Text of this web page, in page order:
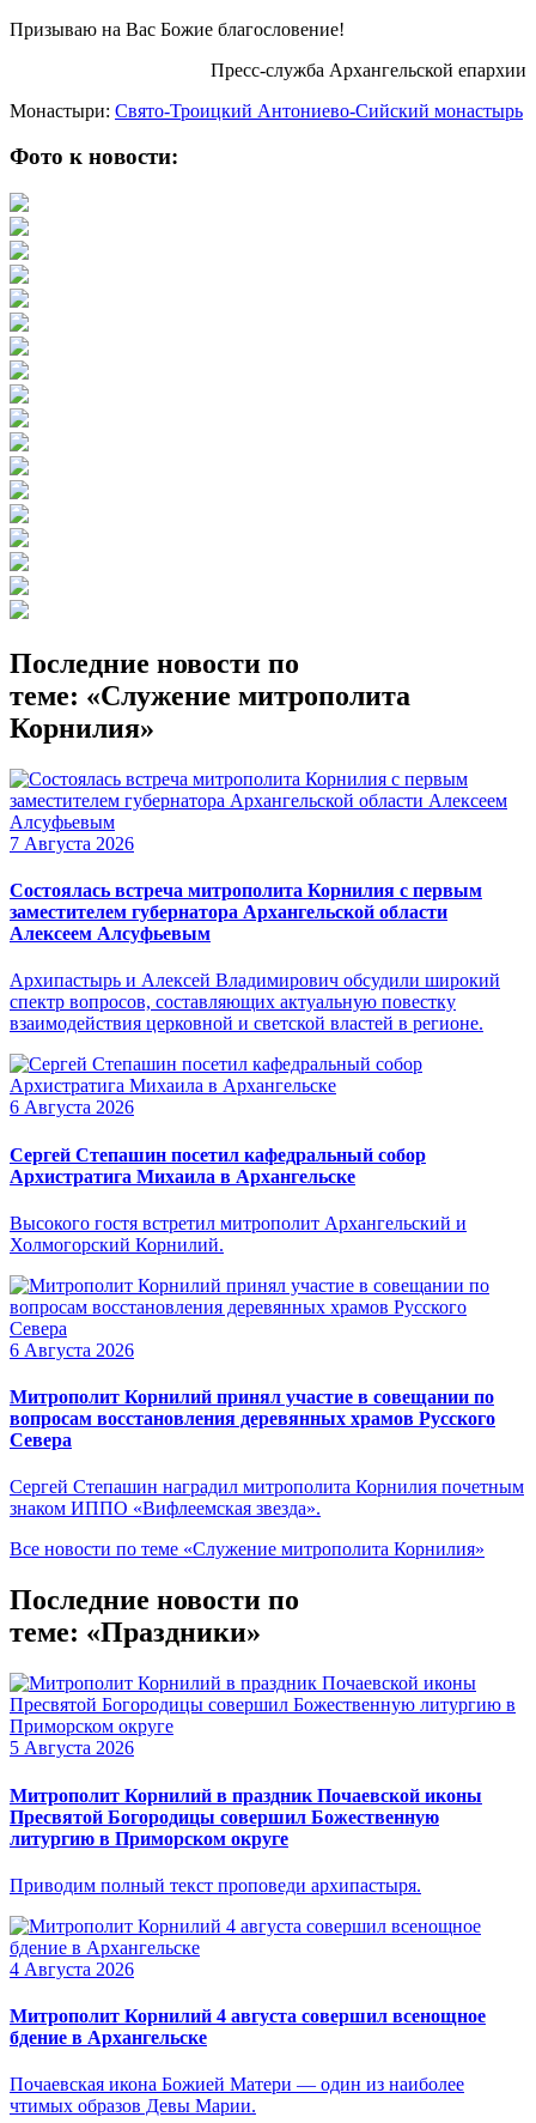
Призываю на Вас Божие благословение!
Пресс-служба Архангельской епархии
Монастыри: Свято-Троицкий Антониево-Сийский монастырь
Фото к новости:
Последние новости по
теме: «Служение митрополита
Корнилия»
7 Августа 2026
Состоялась встреча митрополита Корнилия с первым
заместителем губернатора Архангельской области
Алексеем Алсуфьевым
Архипастырь и Алексей Владимирович обсудили широкий
спектр вопросов, составляющих актуальную повестку
взаимодействия церковной и светской властей в регионе.
6 Августа 2026
Сергей Степашин посетил кафедральный собор
Архистратига Михаила в Архангельске
Высокого гостя встретил митрополит Архангельский и
Холмогорский Корнилий.
6 Августа 2026
Митрополит Корнилий принял участие в совещании по
вопросам восстановления деревянных храмов Русского
Севера
Сергей Степашин наградил митрополита Корнилия почетным
знаком ИППО «Вифлеемская звезда».
Все новости по теме «Служение митрополита Корнилия»
Последние новости по
теме: «Праздники»
5 Августа 2026
Митрополит Корнилий в праздник Почаевской иконы
Пресвятой Богородицы совершил Божественную
литургию в Приморском округе
Приводим полный текст проповеди архипастыря.
4 Августа 2026
Митрополит Корнилий 4 августа совершил всенощное
бдение в Архангельске
Почаевская икона Божией Матери — один из наиболее
чтимых образов Девы Марии.